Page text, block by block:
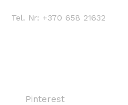
Tel. Nr: +370 658 21632
Pinterest